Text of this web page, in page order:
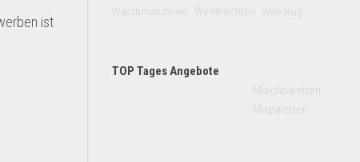
ist
Waschmaschinen Weihnachten Werkzeug
TOP Tages Angebote
Mischpaletten
Mixpaletten